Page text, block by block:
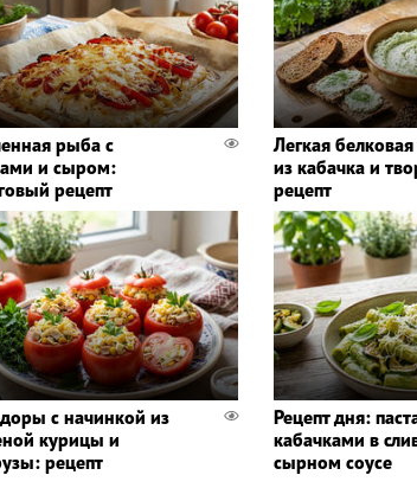
рыба с
и сыром:
рецепт
Легкая
из кабачка и
рецепт
с начинкой из
курицы и
рецепт
Рецепт дня:
кабачками в
сырном соусе